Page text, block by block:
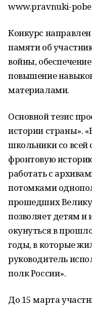
www.pravnuki-
Конкурс
памяти об
войны,
повышение
материалами.
Основной тезис
истории страны».
школьники со всей
фронтовую
работать с
потомками
прошедших
позволяет детям и
окунуться в
годы, в которые
руководитель
полк России».
До 15 марта